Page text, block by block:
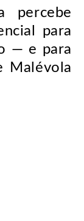
percebe
para
— e para
Malévola